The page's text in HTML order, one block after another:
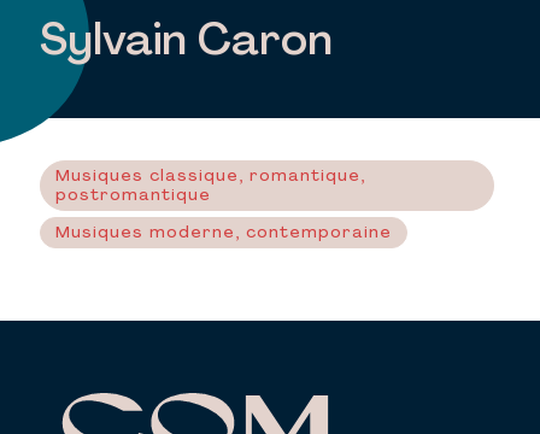
Sylvain Caron
Musiques classique, romantique,
postromantique
Musiques moderne, contemporaine